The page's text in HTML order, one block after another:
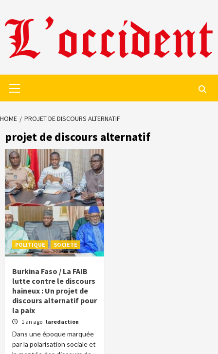
to
content
Menu
HOME PROJET DE DISCOURS ALTERNATIF
projet de discours alternatif
POLITIQUE SOCIETE
Burkina Faso / La FAIB
lutte contre le discours
haineux : Un projet de
discours alternatif pour
la paix
1 an ago laredaction
Dans une époque marquée
par la polarisation sociale et